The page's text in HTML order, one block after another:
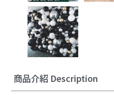
商品介紹 Description